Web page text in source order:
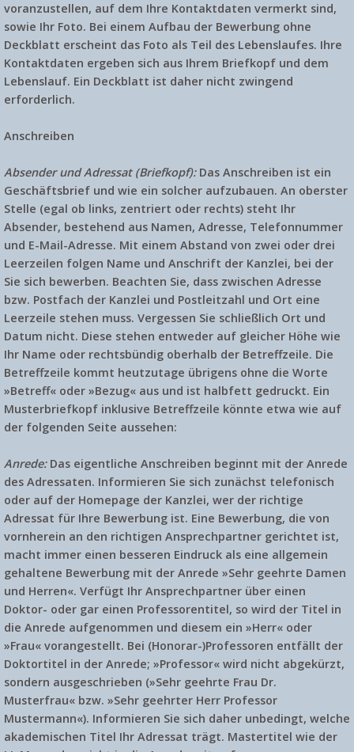
voranzustellen, auf dem Ihre Kontaktdaten vermerkt sind,
sowie Ihr Foto. Bei einem Aufbau der Bewerbung ohne
Deckblatt erscheint das Foto als Teil des Lebenslaufes. Ihre
Kontaktdaten ergeben sich aus Ihrem Briefkopf und dem
Lebenslauf. Ein Deckblatt ist daher nicht zwingend
erforderlich.
Anschreiben
Absender und Adressat (Briefkopf):Das Anschreiben ist ein
Geschäftsbrief und wie ein solcher aufzubauen. An oberster
Stelle (egal ob links, zentriert oder rechts) steht Ihr
Absender, bestehend aus Namen, Adresse, Telefonnummer
und E-Mail-Adresse. Mit einem Abstand von zwei oder drei
Leerzeilen folgen Name und Anschrift der Kanzlei, bei der
Sie sich bewerben. Beachten Sie, dass zwischen Adresse
bzw. Postfach der Kanzlei und Postleitzahl und Ort eine
Leerzeile stehen muss. Vergessen Sie schließlich Ort und
Datum nicht. Diese stehen entweder auf gleicher Höhe wie
Ihr Name oder rechtsbündig oberhalb der Betreffzeile. Die
Betreffzeile kommt heutzutage übrigens ohne die Worte
»Betreff« oder »Bezug« aus und ist halbfett gedruckt. Ein
Musterbriefkopf inklusive Betreffzeile könnte etwa wie auf
der folgenden Seite aussehen:
Anrede: Das eigentliche Anschreiben beginnt mit der Anrede
des Adressaten. Informieren Sie sich zunächst telefonisch
oder auf der Homepage der Kanzlei, wer der richtige
Adressat für Ihre Bewerbung ist. Eine Bewerbung, die von
vornherein an den richtigen Ansprechpartner gerichtet ist,
macht immer einen besseren Eindruck als eine allgemein
gehaltene Bewerbung mit der Anrede »Sehr geehrte Damen
und Herren«. Verfügt Ihr Ansprechpartner über einen
Doktor- oder gar einen Professorentitel, so wird der Titel in
die Anrede aufgenommen und diesem ein »Herr« oder
»Frau« vorangestellt. Bei (Honorar-)Professoren entfällt der
Doktortitel in der Anrede; »Professor« wird nicht abgekürzt,
sondern ausgeschrieben (»Sehr geehrte Frau Dr.
Musterfrau« bzw. »Sehr geehrter Herr Professor
Mustermann«). Informieren Sie sich daher unbedingt, welche
akademischen Titel Ihr Adressat trägt. Mastertitel wie der